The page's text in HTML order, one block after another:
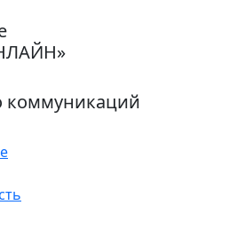
коммуникаций